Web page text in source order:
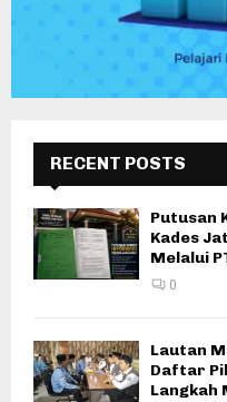
RECENT POSTS
Putusan
Kades
Melalui
0
Lautan
Daftar
Langkah